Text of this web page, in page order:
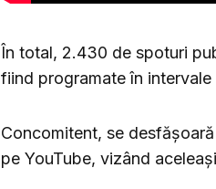
În total, 2.430 de spoturi
fiind programate în intervale
Concomitent, se
pe YouTube, vizând